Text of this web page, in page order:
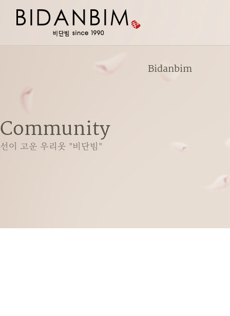
Bidanbim
Community
선이 고운 우리옷 "비단빔"